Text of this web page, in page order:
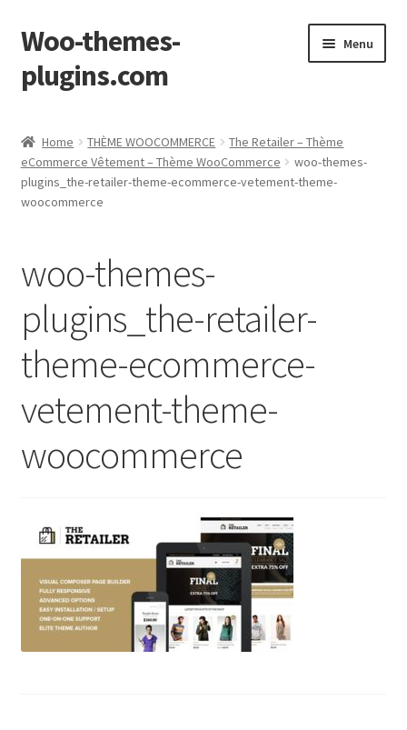
Skip
to
navigation
Skip
to
content
Woo-themes-
plugins.com
Menu
Home THÈME WOOCOMMERCE
The Retailer – Thème
eCommerce Vêtement – Thème WooCommerce
woo-themes-
plugins_the-retailer-theme-ecommerce-vetement-theme-
woocommerce
woo-themes-
plugins_the-retailer-
theme-ecommerce-
vetement-theme-
woocommerce